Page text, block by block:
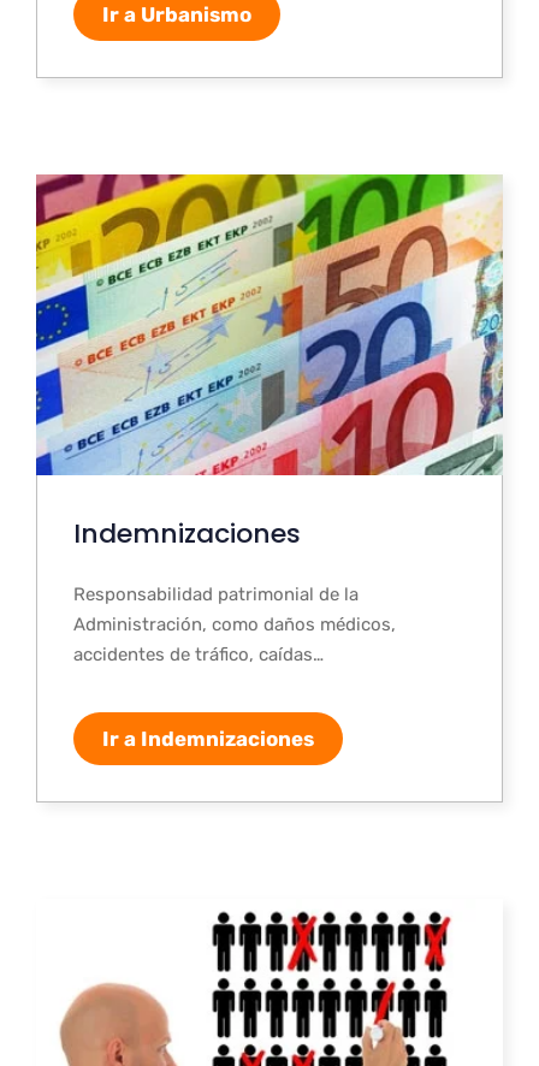
Ir a Urbanismo
Indemnizaciones
Responsabilidad patrimonial de la
Administración, como daños médicos,
accidentes de tráfico, caídas…
Ir a Indemnizaciones